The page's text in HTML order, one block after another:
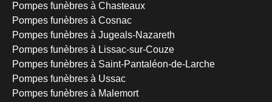
Pompes funèbres à Chasteaux
Pompes funèbres à Cosnac
Pompes funèbres à Jugeals-Nazareth
Pompes funèbres à Lissac-sur-Couze
Pompes funèbres à Saint-Pantaléon-de-Larche
Pompes funèbres à Ussac
Pompes funèbres à Malemort